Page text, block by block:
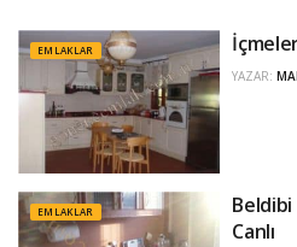
EMLAKLAR
YAZAR:
EMLAKLAR
Beldibi
Canlı